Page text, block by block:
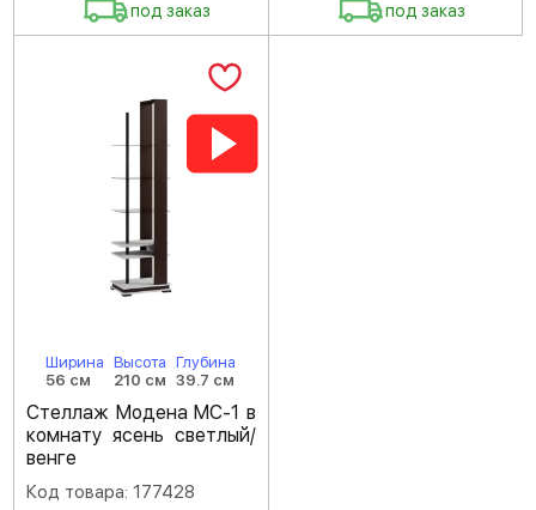
под заказ под заказ
Ширина
56 см
Высота
210 см
Глубина
39.7 см
Стеллаж Модена МС-1 в
комнату ясень светлый/
венге
Код товара: 177428